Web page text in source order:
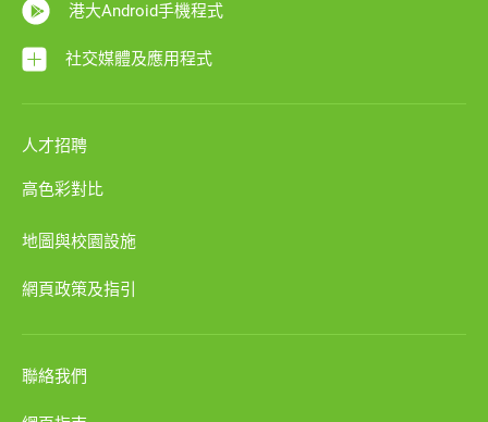
港大Android手機程式
社交媒體及應用程式
人才招聘
高色彩對比
地圖與校園設施
網頁政策及指引
聯絡我們